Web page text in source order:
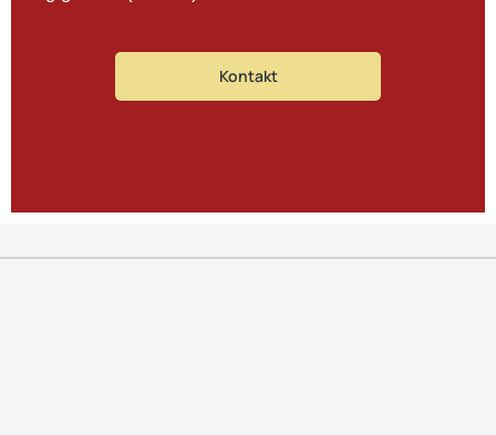
Kontakt